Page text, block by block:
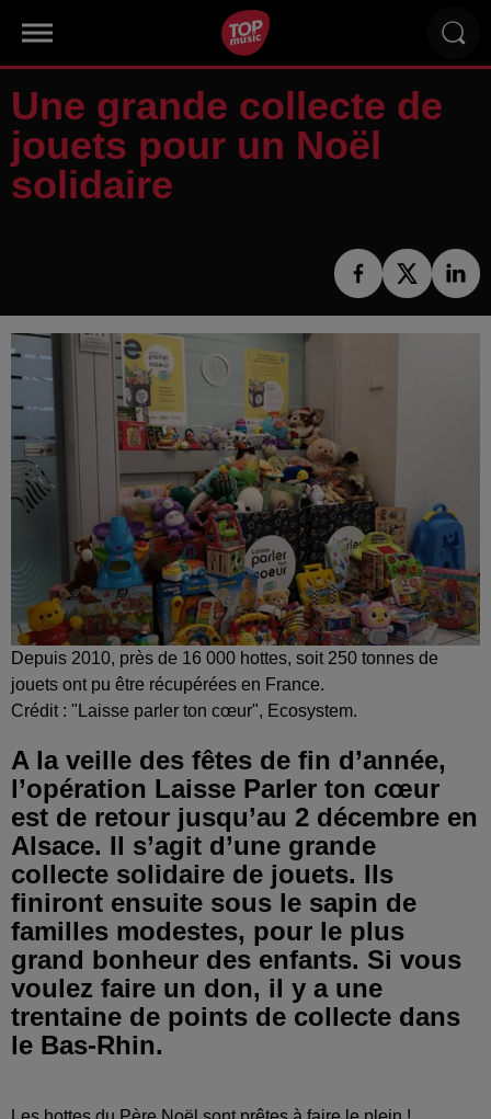
Une grande collecte de
jouets pour un Noël
solidaire
Depuis 2010, près de 16 000 hottes, soit 250 tonnes de
jouets ont pu être récupérées en France.
Crédit : "Laisse parler ton cœur", Ecosystem.
A la veille des fêtes de fin d’année,
l’opération Laisse Parler ton cœur
est de retour jusqu’au 2 décembre en
Alsace. Il s’agit d’une grande
collecte solidaire de jouets. Ils
finiront ensuite sous le sapin de
familles modestes, pour le plus
grand bonheur des enfants. Si vous
voulez faire un don, il y a une
trentaine de points de collecte dans
le Bas-Rhin.